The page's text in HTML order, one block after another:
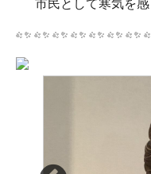
市民として寒気を